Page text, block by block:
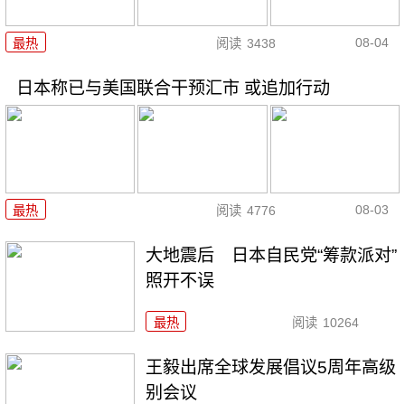
最热 阅读 3438 08-04
日本称已与美国联合干预汇市 或追加行动
最热 阅读 4776 08-03
大地震后 日本自民党“筹款派对”
照开不误
最热 阅读 10264
王毅出席全球发展倡议5周年高级
别会议